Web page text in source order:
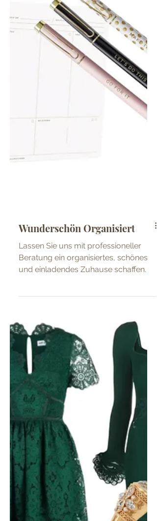
Wunderschön Organisiert
Lassen Sie uns mit professioneller
Beratung ein organisiertes, schönes
und einladendes Zuhause schaffen.